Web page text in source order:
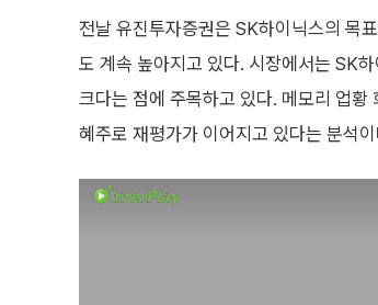
전날 유진투자증권은 SK하이닉스의 목
도 계속 높아지고 있다. 시장에서는 SK
크다는 점에 주목하고 있다. 메모리 업
혜주로 재평가가 이어지고 있다는 분석